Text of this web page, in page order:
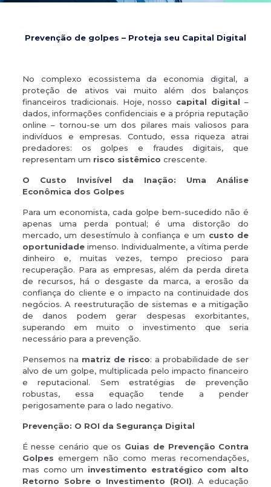
Prevenção de golpes – Proteja seu Capital Digital
No complexo ecossistema da economia digital, a
proteção de ativos vai muito além dos balanços
financeiros tradicionais. Hoje, nosso capital digital –
dados, informações confidenciais e a própria reputação
online – tornou-se um dos pilares mais valiosos para
indivíduos e empresas. Contudo, essa riqueza atrai
predadores: os golpes e fraudes digitais, que
representam um risco sistêmico crescente.
O Custo Invisível da Inação: Uma Análise
Econômica dos Golpes
Para um economista, cada golpe bem-sucedido não é
apenas uma perda pontual; é uma distorção do
mercado, um desestímulo à confiança e um custo de
oportunidadeimenso. Individualmente, a vítima perde
dinheiro e, muitas vezes, tempo precioso para
recuperação. Para as empresas, além da perda direta
de recursos, há o desgaste da marca, a erosão da
confiança do cliente e o impacto na continuidade dos
negócios. A reestruturação de sistemas e a mitigação
de danos podem gerar despesas exorbitantes,
superando em muito o investimento que seria
necessário para a prevenção.
Pensemos na matriz de risco: a probabilidade de ser
alvo de um golpe, multiplicada pelo impacto financeiro
e reputacional. Sem estratégias de prevenção
robustas, essa equação tende a pender
perigosamente para o lado negativo.
Prevenção: O ROI da Segurança Digital
É nesse cenário que os Guias de Prevenção Contra
Golpes emergem não como meras recomendações,
mas como um investimento estratégico com alto
Retorno Sobre o Investimento (ROI). A educação